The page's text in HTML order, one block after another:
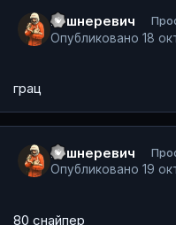
Кушнеревич
Опубликовано 18
грац
Кушнеревич
Опубликовано 19
80 снайпер